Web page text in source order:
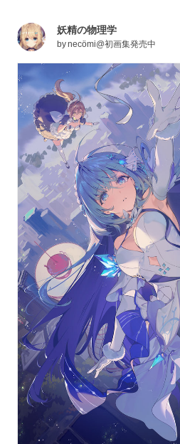
妖精の物理学
bynecömi@初画集発売中